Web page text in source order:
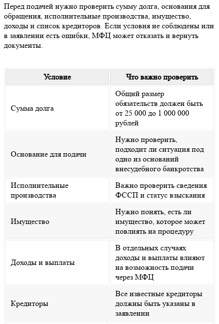
Перед подачей нужно проверить сумму долга, основания для
обращения, исполнительные производства, имущество,
доходы и список кредиторов. Если условия не соблюдены или
в заявлении есть ошибки, МФЦ может отказать и вернуть
документы.
Условие Что важно проверить
Сумма долга
Общий размер
обязательств должен быть
от 25 000 до 1 000 000
рублей
Основание для подачи
Нужно проверить,
подходит ли ситуация под
одно из оснований
внесудебного банкротства
Исполнительные
производства
Важно проверить сведения
ФССП и статус взыскания
Имущество
Нужно понять, есть ли
имущество, которое может
повлиять на процедуру
Доходы и выплаты
В отдельных случаях
доходы и выплаты влияют
на возможность подачи
через МФЦ
Кредиторы
Все известные кредиторы
должны быть указаны в
заявлении